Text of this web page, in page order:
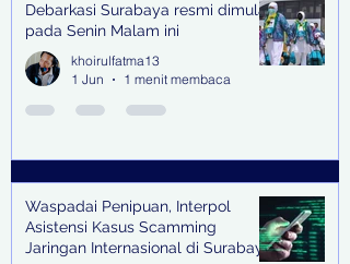
Debarkasi Surabaya resmi dimulai
pada Senin Malam ini
khoirulfatma13
1 Jun
1 menit membaca
Waspadai Penipuan, Interpol
Asistensi Kasus Scamming
Jaringan Internasional di Surabaya